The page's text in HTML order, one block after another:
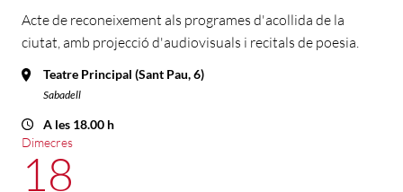
Acte de reconeixement als programes d'acollida de la
ciutat, amb projecció d'audiovisuals i recitals de poesia.
Teatre Principal (Sant Pau, 6)
Sabadell
A les 18.00 h
Dimecres
18